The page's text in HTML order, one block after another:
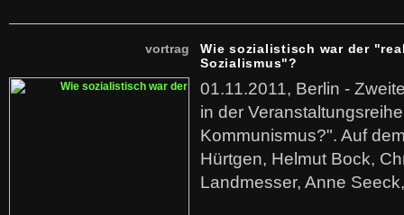
vortrag
Wie sozialistisch war der
Sozialismus"?
01.11.2011, Berlin -
in der
Kommunismus?". Auf
Hürtgen, Helmut Bock,
Landmesser, Anne